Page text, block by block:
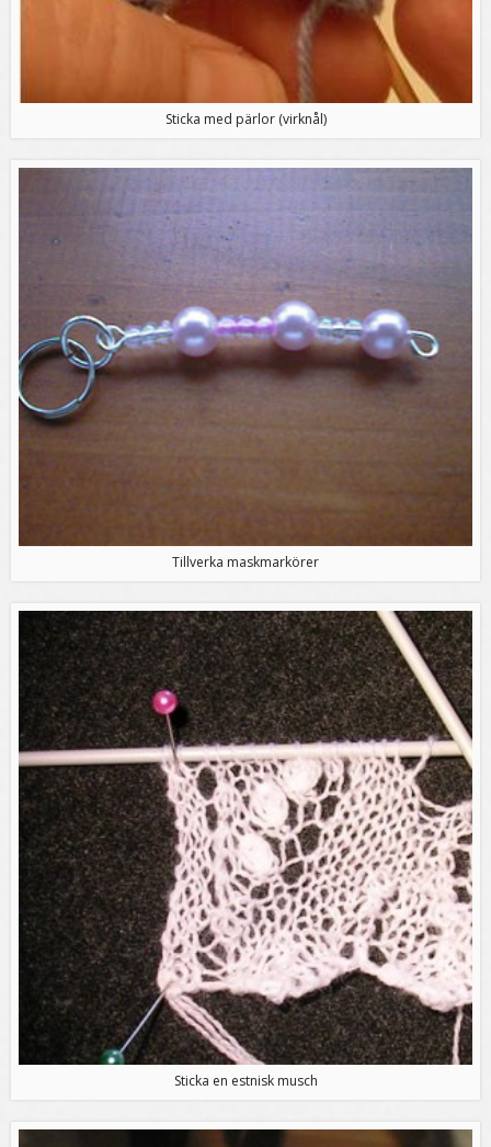
Sticka med pärlor (virknål)
Tillverka maskmarkörer
Sticka en estnisk musch